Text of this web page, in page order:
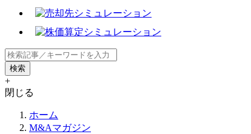
+
閉じる
ホーム
M&Aマガジン